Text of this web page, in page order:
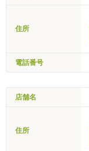
住所
電話番号
店舗名
住所